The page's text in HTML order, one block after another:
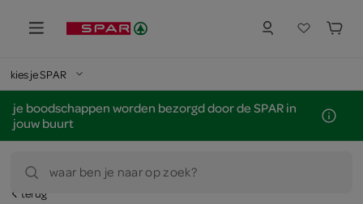
kies je SPAR
je boodschappen worden bezorgd door de SPAR in
jouw buurt
waar ben je naar op zoek?
terug